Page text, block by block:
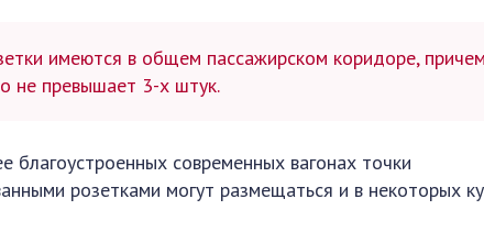
имеются в общем пассажирском коридоре, причем
не превышает 3-х штук.
современных вагонах точки
розетками могут размещаться и в некоторых